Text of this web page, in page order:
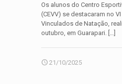
Os alunos do Centro
(CEVV) se destacaram no
Vinculados de Natação,
outubro, em Guarapari.
21/10/2025